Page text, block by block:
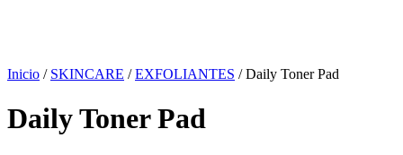
Inicio / SKINCARE /EXFOLIANTES / Daily Toner Pad
Daily Toner Pad